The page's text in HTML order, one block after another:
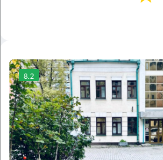
8.2